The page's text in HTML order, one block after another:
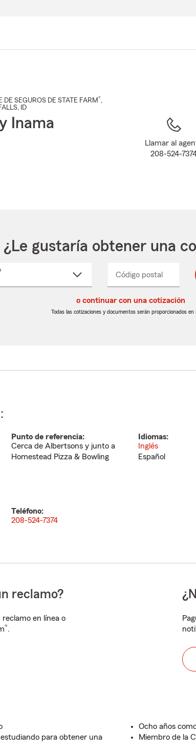
DE SEGUROS DE STATE FARM®,
, ID
Inama
Llamar al
208-524-
¿Le gustaría obtener una
Seleccione
Código postal
postal
de
postal
de
_____
o continuar con una cotización
Todas las cotizaciones y documentos serán proporcionados en
Punto de referencia:
Cerca de Albertsons y junto a
Homestead Pizza & Bowling
Idiomas:
Inglés
Español
Teléfono:
208-524-7374
reclamo?
reclamo en línea o
®.
para obtener una
Ocho años
Miembro de la